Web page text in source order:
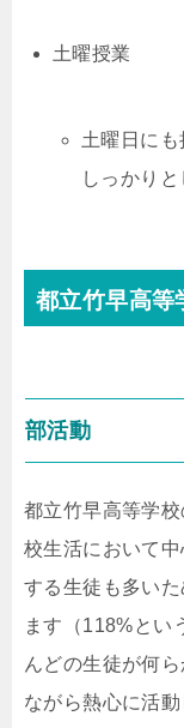
土曜授業
土曜日にも
しっかり
都立竹早高等
部活動
都立竹早高等学
校生活において
する生徒も多い
ます（118%とい
んどの生徒が何
ながら熱心に活